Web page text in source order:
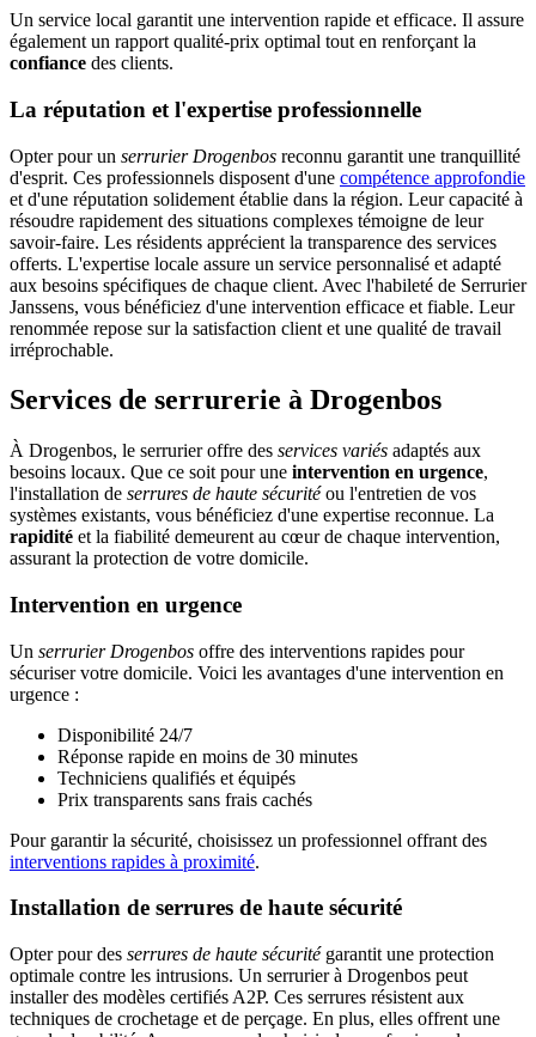
Un service local garantit une intervention rapide et efficace. Il assure
également un rapport qualité-prix optimal tout en renforçant la
confiance des clients.
La réputation et l'expertise professionnelle
Opter pour un serrurier Drogenbos reconnu garantit une tranquillité
d'esprit. Ces professionnels disposent d'une compétence approfondie
et d'une réputation solidement établie dans la région. Leur capacité à
résoudre rapidement des situations complexes témoigne de leur
savoir-faire. Les résidents apprécient la transparence des services
offerts. L'expertise locale assure un service personnalisé et adapté
aux besoins spécifiques de chaque client. Avec l'habileté de Serrurier
Janssens, vous bénéficiez d'une intervention efficace et fiable. Leur
renommée repose sur la satisfaction client et une qualité de travail
irréprochable.
Services de serrurerie à Drogenbos
À Drogenbos, le serrurier offre des services variés adaptés aux
besoins locaux. Que ce soit pour une intervention en urgence,
l'installation de serrures de haute sécuritéou l'entretien de vos
systèmes existants, vous bénéficiez d'une expertise reconnue. La
rapidité et la fiabilité demeurent au cœur de chaque intervention,
assurant la protection de votre domicile.
Intervention en urgence
Un serrurier Drogenbos offre des interventions rapides pour
sécuriser votre domicile. Voici les avantages d'une intervention en
urgence :
Disponibilité 24/7
Réponse rapide en moins de 30 minutes
Techniciens qualifiés et équipés
Prix transparents sans frais cachés
Pour garantir la sécurité, choisissez un professionnel offrant des
interventions rapides à proximité.
Installation de serrures de haute sécurité
Opter pour des serrures de haute sécuritégarantit une protection
optimale contre les intrusions. Un serrurier à Drogenbos peut
installer des modèles certifiés A2P. Ces serrures résistent aux
techniques de crochetage et de perçage. En plus, elles offrent une